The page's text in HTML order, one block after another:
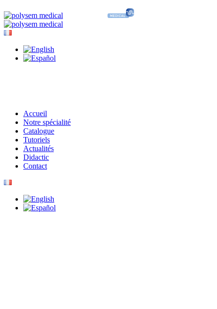
Accueil
Notre spécialité
Catalogue
Tutoriels
Actualités
Didactic
Contact